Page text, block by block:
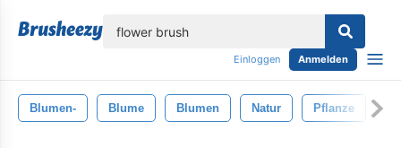
Einloggen Anmelden
Blumen- Blume Blumen Natur Pflanze